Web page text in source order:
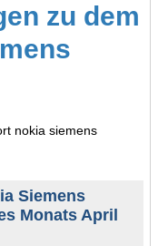
zu dem
nokia siemens
Siemens
Monats April